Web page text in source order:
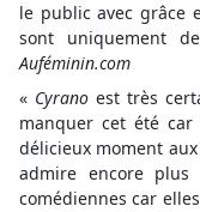
le public avec grâce
sont uniquement
Auféminin.com
« Cyranoest très
manquer cet été
délicieux moment
admire encore plus
comédiennes car